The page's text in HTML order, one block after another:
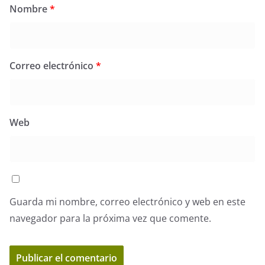
Nombre*
Correo electrónico *
Web
Guarda mi nombre, correo electrónico y web en este
navegador para la próxima vez que comente.